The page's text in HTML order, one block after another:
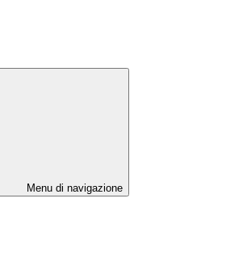
Menu di navigazione